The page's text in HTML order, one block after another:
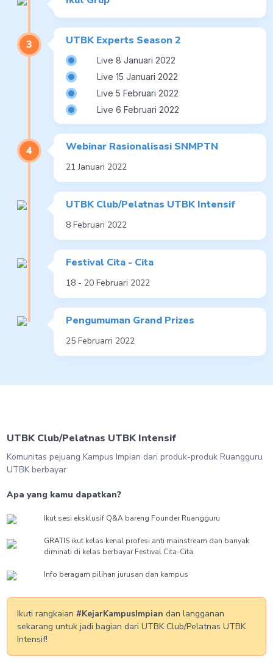
UTBK Experts Season 2
Live 8 Januari 2022
Live 15 Januari 2022
Live 5 Februari 2022
Live 6 Februari 2022
Webinar Rasionalisasi SNMPTN
21 Januari 2022
UTBK Club/Pelatnas UTBK Intensif
8 Februari 2022
Festival Cita - Cita
18 - 20 Februari 2022
Pengumuman Grand Prizes
25 Februarri 2022
UTBK Club/Pelatnas UTBK Intensif
Komunitas pejuang Kampus Impian dari produk-produk Ruangguru
UTBK berbayar
Apa yang kamu dapatkan?
Ikut sesi eksklusif Q&A bareng Founder Ruangguru
GRATIS ikut kelas kenal profesi anti mainstream dan banyak
diminati di kelas berbayar Festival Cita-Cita
Info beragam pilihan jurusan dan kampus
Ikuti rangkaian #KejarKampusImpian dan langganan
sekarang untuk jadi bagian dari UTBK Club/Pelatnas UTBK
Intensif!